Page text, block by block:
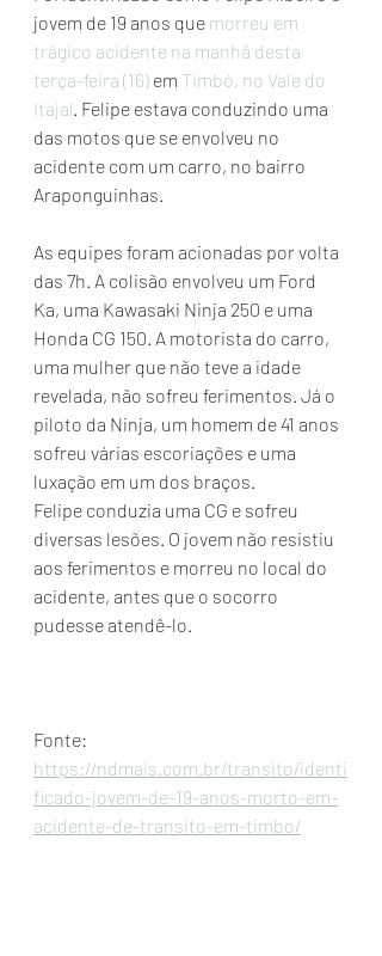
jovem de 19 anos que morreu em
trágico acidente na manhã desta
terça-feira (16) em Timbó, no Vale do
Itajaí. Felipe estava conduzindo uma
das motos que se envolveu no
acidente com um carro, no bairro
Araponguinhas.
As equipes foram acionadas por volta
das 7h. A colisão envolveu um Ford
Ka, uma Kawasaki Ninja 250 e uma
Honda CG 150. A motorista do carro,
uma mulher que não teve a idade
revelada, não sofreu ferimentos. Já o
piloto da Ninja, um homem de 41 anos
sofreu várias escoriações e uma
luxação em um dos braços.
Felipe conduzia uma CG e sofreu
diversas lesões. O jovem não resistiu
aos ferimentos e morreu no local do
acidente, antes que o socorro
pudesse atendê-lo.
Fonte:
https://ndmais.com.br/transito/identi
ficado-jovem-de-19-anos-morto-em-
acidente-de-transito-em-timbo/